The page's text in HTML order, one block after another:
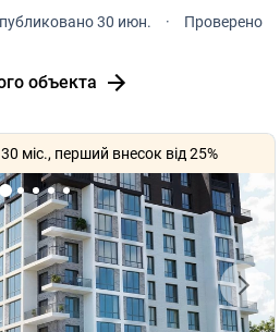
Качественная и дорогая
30 июн. ·
Проверено
объекта
міс., перший внесок від 25%